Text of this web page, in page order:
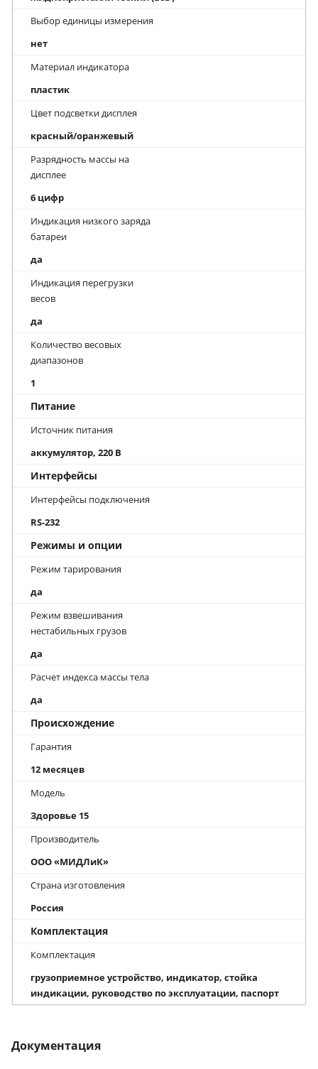
Выбор единицы измерения
нет
Материал индикатора
пластик
Цвет подсветки дисплея
красный/оранжевый
Разрядность массы на
дисплее
6 цифр
Индикация низкого заряда
батареи
да
Индикация перегрузки
весов
да
Количество весовых
диапазонов
1
Питание
Источник питания
аккумулятор, 220 В
Интерфейсы
Интерфейсы подключения
RS-232
Режимы и опции
Режим тарирования
да
Режим взвешивания
нестабильных грузов
да
Расчет индекса массы тела
да
Происхождение
Гарантия
12 месяцев
Модель
Здоровье 15
Производитель
ООО «МИДЛиК»
Страна изготовления
Россия
Комплектация
Комплектация
грузоприемное устройство, индикатор, стойка
индикации, руководство по эксплуатации, паспорт
Документация